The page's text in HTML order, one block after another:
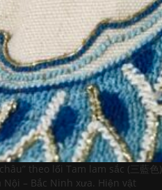
theo lối Tam lam sắc (三藍色)
– Bắc Ninh xưa. Hiện vật